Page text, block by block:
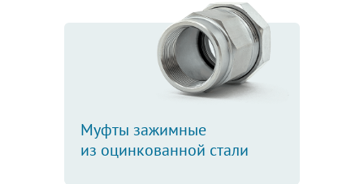
Муфты зажимные
из оцинкованной стали